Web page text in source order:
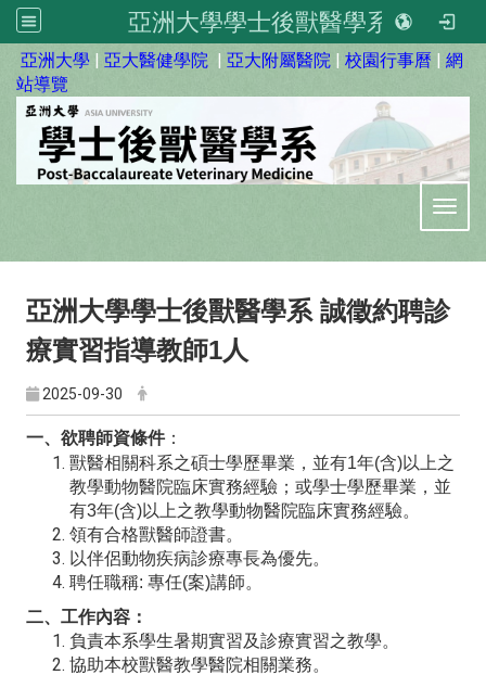
亞洲大學學士後獸醫學系
亞洲大學 | 亞大醫健學院 | 亞大附屬醫院 | 校園行事曆 | 網
站導覽
亞洲大學學士後獸醫學系 誠徵約聘診
療實習指導教師1人
2025-09-30
一、欲聘師資條件：
獸醫相關科系之碩士學歷畢業，並有1年(含)以上之
教學動物醫院臨床實務經驗；或學士學歷畢業，並
有3年(含)以上之教學動物醫院臨床實務經驗。
領有合格獸醫師證書。
以伴侶動物疾病診療專長為優先。
聘任職稱: 專任(案)講師。
二、工作內容：
負責本系學生暑期實習及診療實習之教學。
協助本校獸醫教學醫院相關業務。